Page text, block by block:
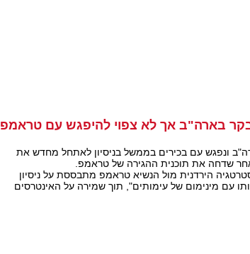
בארה"ב אך לא צפוי להיפגש עם טראמפ
ונפגש עם בכירים בממשל בניסיון לאתחל מחדש את
שדחה את תוכנית ההגירה של טראמפ.
הירדנית מול הנשיא טראמפ מתבססת על ניסיון
עם מינימום של עימותים", תוך שמירה על האינטרסים